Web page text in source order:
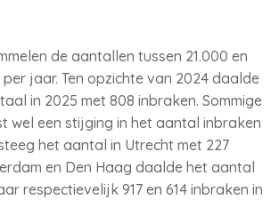
de aantallen tussen 21.000 en
jaar. Ten opzichte van 2024 daalde
in 2025 met 808 inbraken. Sommige
wel een stijging in het aantal inbraken
het aantal in Utrecht met 227
en Den Haag daalde het aantal
respectievelijk 917 en 614 inbraken in